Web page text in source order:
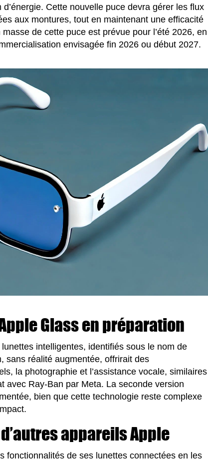
Cette nouvelle puce devra gérer les flux
aux montures, tout en maintenant une efficacité
de cette puce est prévue pour l’été 2026, en
envisagée fin 2026 ou début 2027.
Glass en préparation
intelligentes, identifiés sous le nom de
sans réalité augmentée, offrirait des
la photographie et l’assistance vocale, similaires
avec Ray-Ban par Meta. La seconde version
bien que cette technologie reste complexe
appareils Apple
fonctionnalités de ses lunettes connectées en les